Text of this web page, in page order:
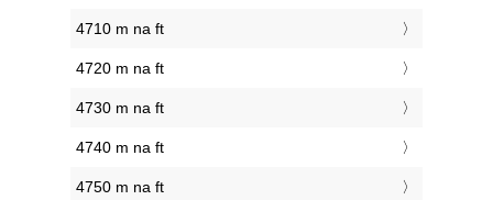
4710 m na ft
4720 m na ft
4730 m na ft
4740 m na ft
4750 m na ft